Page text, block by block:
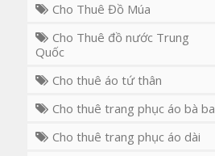
Cho Thuê Đồ Múa
Cho Thuê đồ nước Trung
Quốc
Cho thuê áo tứ thân
Cho thuê trang phục áo bà ba
Cho thuê trang phục áo dài